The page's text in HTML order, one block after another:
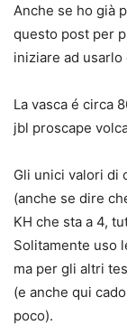
Anche se ho già
questo post per
iniziare ad
La vasca é circa
jbl proscape
Gli unici valori di
(anche se dire
KH che sta a 4,
Solitamente uso
ma per gli altri
(e anche qui
poco).